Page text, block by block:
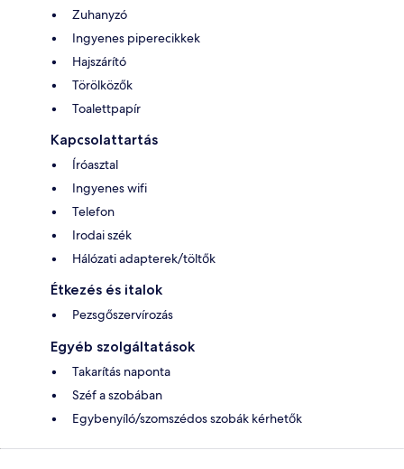
Zuhanyzó
Ingyenes piperecikkek
Hajszárító
Törölközők
Toalettpapír
Kapcsolattartás
Íróasztal
Ingyenes wifi
Telefon
Irodai szék
Hálózati adapterek/töltők
Étkezés és italok
Pezsgőszervírozás
Egyéb szolgáltatások
Takarítás naponta
Széf a szobában
Egybenyíló/szomszédos szobák kérhetők